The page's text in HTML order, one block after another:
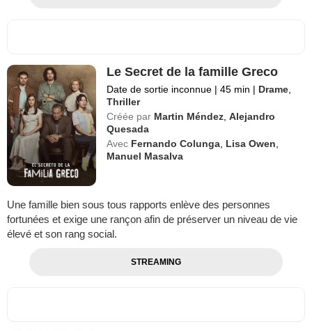
Le Secret de la famille Greco
Date de sortie inconnue | 45 min | Drame
Thriller
Créée par Martin Méndez ,Alejandro
Quesada
Avec Fernando Colunga Lisa Owen
Manuel Masalva
Une famille bien sous tous rapports enlève des personnes
fortunées et exige une rançon afin de préserver un niveau de vie
élevé et son rang social.
STREAMING